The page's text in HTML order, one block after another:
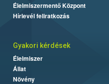
Élelmiszermentő Központ
Hírlevél feliratkozás
Gyakori kérdések
Élelmiszer
Állat
Növény